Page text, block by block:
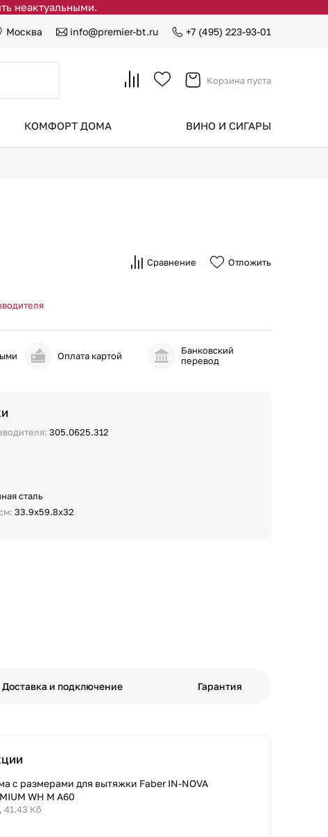
неактуальными.
Москва info@premier-bt.ru +7 (495) 223-93-01
Корзина пуста
КОМФОРТ ДОМА ВИНО И СИГАРЫ
Сравнение Отложить
Оплата картой
Банковский
перевод
305.0625.312
сталь
33.9х59.8х32
Доставка и подключение Гарантия
с размерами для вытяжки Faber IN-NOVA
WH M A60
41.43 Кб